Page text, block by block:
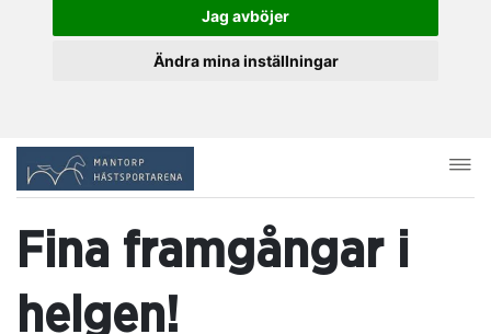
Jag avböjer
Ändra mina inställningar
Fina framgångar i
helgen!